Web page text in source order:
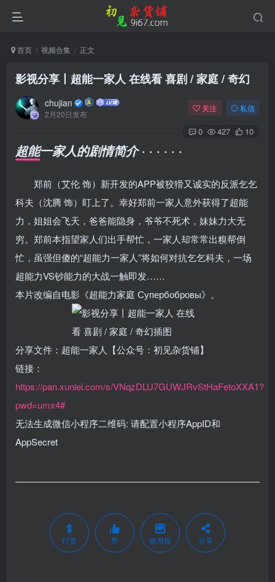
首页 视频合集 正文
影视分享丨超能一家人 在线看 喜剧 / 家庭 / 奇幻
chujian
2月20日发布
关注 私信
0 427 10
超能一家人的剧情简介· · · · · ·
郑前（艾伦 饰）新开发的APP被狡猾又诚实的反派乞乞
科夫（沈腾 饰）盯上了。幸好郑前一家人意外获得了超能
力，姐姐会飞天，爸爸能隐身，爷爷不死术，妹妹力大无
穷。郑前本指望家人们出手帮忙，一家人却常常出糗帮倒
忙，虽强但傻的“超能力一家人”将如何对抗乞乞科夫，一场
超能力VS钞能力的大战一触即发……
本片改编自电影《超能力家庭 Супербобровы》。
分享文件：超能一家人【公众号：初见杂货铺】
链接：
https://pan.xunlei.com/s/VNqzDLU7GUWJRvStHaFetoXXA1?
pwd=umx4#
无法生成微信小程序二维码: 请配置小程序AppID和
AppSecret
打赏 赞 微海报 分享